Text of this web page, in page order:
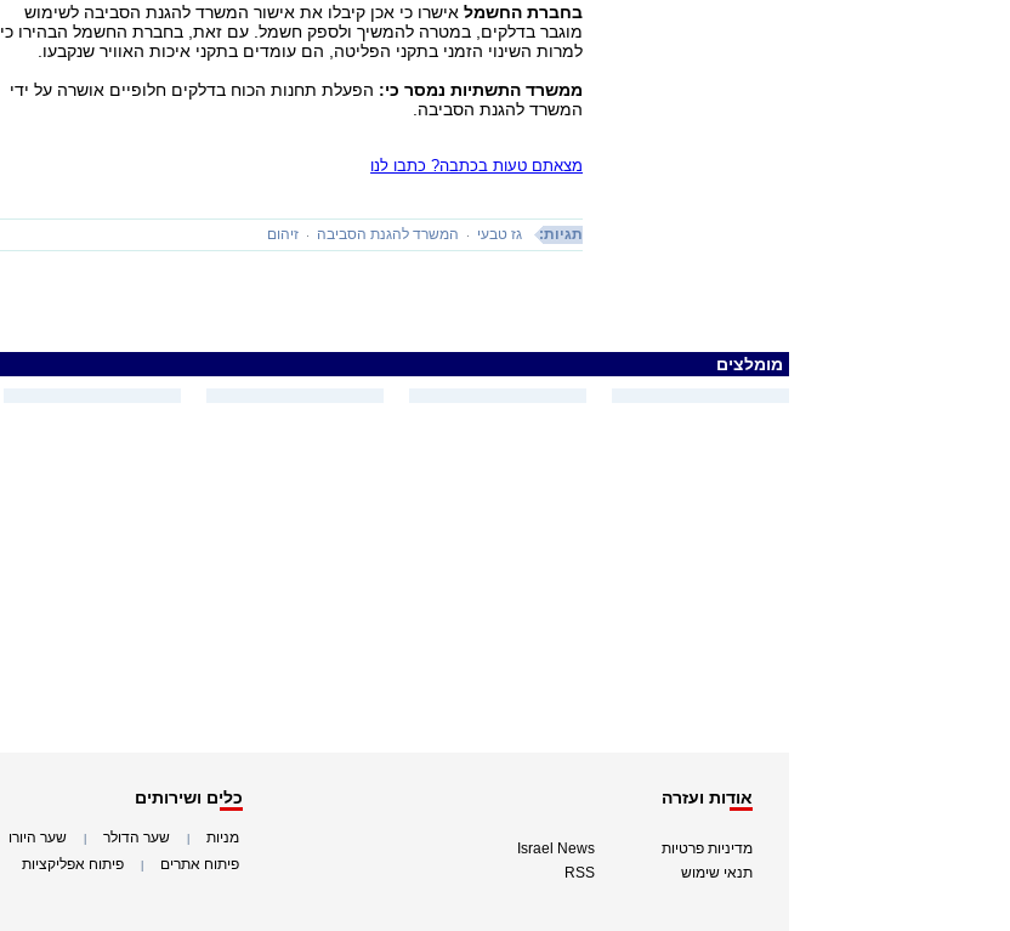
בחברת החשמלאישרו כי אכן קיבלו את אישור המשרד להגנת הסביבה לשימוש
מוגבר בדלקים, במטרה להמשיך ולספק חשמל. עם זאת, בחברת החשמל הבהירו כי
למרות השינוי הזמני בתקני הפליטה, הם עומדים בתקני איכות האוויר שנקבעו.
ממשרד התשתיות נמסר כי: הפעלת תחנות הכוח בדלקים חלופיים אושרה על ידי
המשרד להגנת הסביבה.
מצאתם טעות בכתבה? כתבו לנו
תגיות: גז טבעי המשרד להגנת הסביבה זיהום
מומלצים
אודות ועזרה
מדיניות פרטיות
תנאי שימוש
Israel News
RSS
כלים ושירותים
מניות שער הדולר שער היורו
פיתוח אתרים פיתוח אפליקציות